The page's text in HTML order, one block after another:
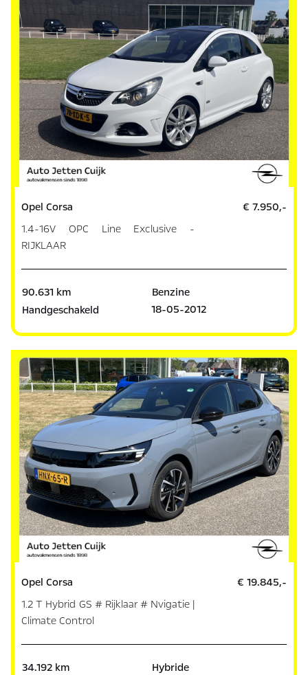
Opel Corsa
1.4-16V OPC Line Exclusive -
RIJKLAAR
€ 7.950,-
90.631 km
Benzine
Handgeschakeld
18-05-2012
Opel Corsa
1.2 T Hybrid GS # Rijklaar # Nvigatie |
Climate Control
€ 19.845,-
34.192 km
Hybride